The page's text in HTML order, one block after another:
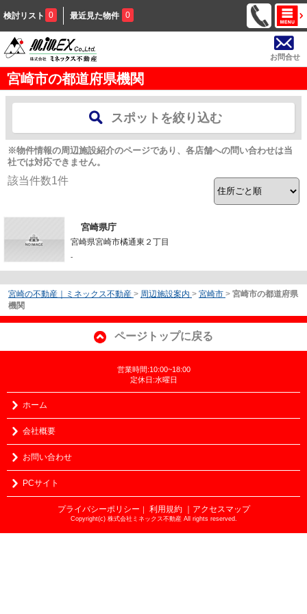
検討リスト 0 最近見た物件 0
お問合せ
宮崎市の都道府県機関
スポットを絞り込む
※物件情報の周辺施設紹介のページであり、各店舗への問い合わせは当
社では対応できません。
該当件数1件
宮崎県庁
宮崎県宮崎市橘通東２丁目
-
宮崎の不動産｜ミネックス不動産 > 周辺施設案内 > 宮崎市 > 宮崎市の都道府県
機関
ページトップに戻る
営業時間:10:00~18:00
定休日:水曜日
ホーム
会社概要
お問い合わせ
PCサイト
プライバシーポリシー ｜ 利用規約 ｜アクセスマップ
Copyright(c) 株式会社ミネックス不動産 All rights reserved.